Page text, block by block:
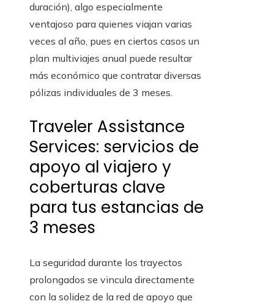
duración), algo especialmente
ventajoso para quienes viajan varias
veces al año, pues en ciertos casos un
plan multiviajes anual puede resultar
más económico que contratar diversas
pólizas individuales de 3 meses.
Traveler Assistance
Services: servicios de
apoyo al viajero y
coberturas clave
para tus estancias de
3 meses
La seguridad durante los trayectos
prolongados se vincula directamente
con la solidez de la red de apoyo que